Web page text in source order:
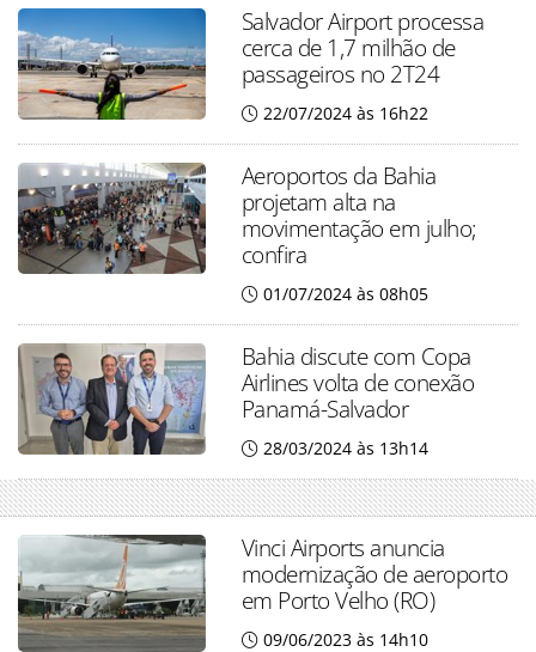
Salvador Airport processa
cerca de 1,7 milhão de
passageiros no 2T24
22/07/2024 às 16h22
Aeroportos da Bahia
projetam alta na
movimentação em julho;
confira
01/07/2024 às 08h05
Bahia discute com Copa
Airlines volta de conexão
Panamá-Salvador
28/03/2024 às 13h14
Vinci Airports anuncia
modernização de aeroporto
em Porto Velho (RO)
09/06/2023 às 14h10